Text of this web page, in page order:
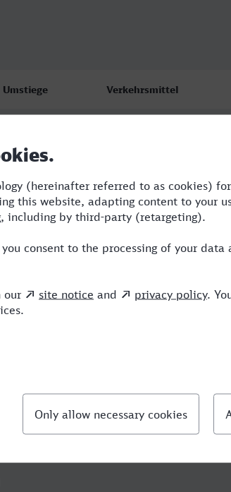
Umstiege Verkehrsmittel
2 RE,ICE
4